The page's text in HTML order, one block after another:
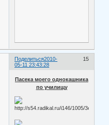
Поделиться 15
2010-
05-11 23:43:28
Пасека моего однокашника
по училищу